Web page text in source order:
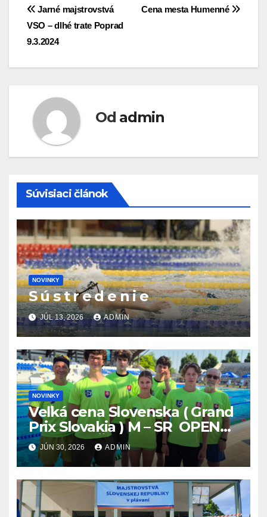
Navigácia
v
článku
Cena mesta Humenné
Jarné majstrovstvá
VSO – dlhé trate Poprad
9.3.2024
Od admin
Súvisiaci článok
NOVINKY
S ú s t r e d e n i e
JÚL 13, 2026 ADMIN
NOVINKY
Veľká cena Slovenska ( Grand
Prix Slovakia ) M – SR OPEN
v plávaní. Šamorín 26.6. –
28.6.2026
JÚN 30, 2026 ADMIN